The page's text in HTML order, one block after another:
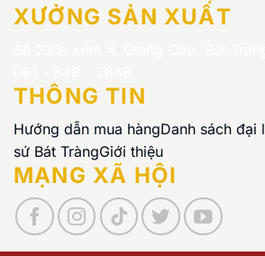
XƯỞNG SẢN XUẤT
THÔNG TIN
Hướng dẫn mua hàngDanh sách đại
sứ Bát TràngGiới thiệu
MẠNG XÃ HỘI